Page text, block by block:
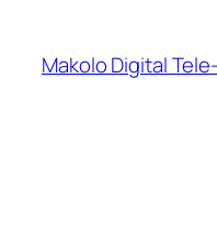
Makolo Digital